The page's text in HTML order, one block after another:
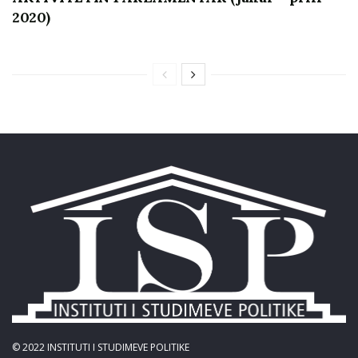
muaj pas pranimit të faturës tatimore, shoqeruar
Afati kohor për hapjen e ofertave ose kërkesave
për pjesëmarrje: datë 26.02.2019, ora 14:00, tek
zyrat e ISP-së.
Faleminderit për mirëkuptimin,
2020)
© 2022 INSTITUTI I STUDIMEVE POLITIKE